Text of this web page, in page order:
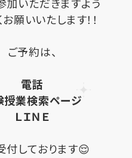
願いいたします！！
ご予約は、
電話
授業検索ページ
ＬＩＮＥ
付しております😌